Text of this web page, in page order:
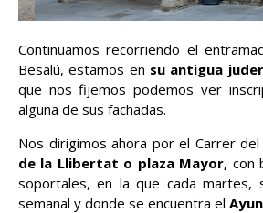
Continuamos recorriendo el
Besalú, estamos en su antigua
que nos fijemos podemos ver
alguna de sus fachadas.
Nos dirigimos ahora por el Carrer del
de la Llibertat o plaza Mayor, con
soportales, en la que cada martes,
semanal y donde se encuentra el